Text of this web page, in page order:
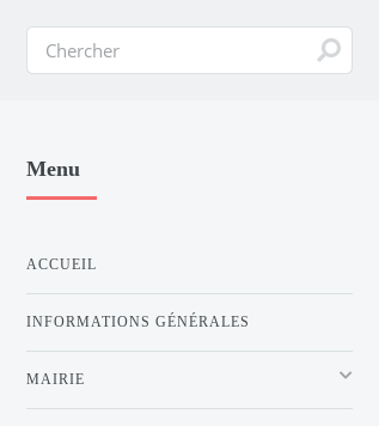
Menu
ACCUEIL
INFORMATIONS GÉNÉRALES
MAIRIE